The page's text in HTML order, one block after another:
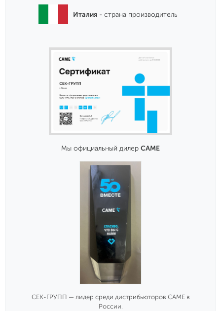
Италия - страна производитель
Мы официальный дилер CAME
СЕК-ГРУПП — лидер среди дистрибьюторов CAME в
России.